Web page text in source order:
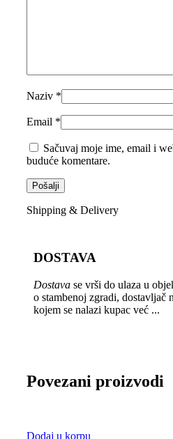
Naziv *
Email *
Sačuvaj moje ime, email i
buduće komentare.
Shipping & Delivery
DOSTAVA
Dostava se vrši do ulaza u
o stambenoj zgradi, dostavljač
kojem se nalazi kupac već ...
Povezani proizvodi
Dodaj u korpu